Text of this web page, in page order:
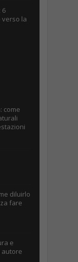
6
verso la
come
diluirlo
fare
e
autore